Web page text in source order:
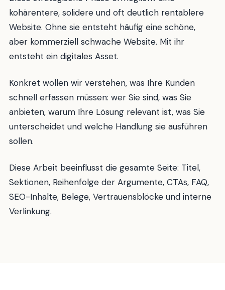
kohärentere, solidere und oft deutlich rentablere
Website. Ohne sie entsteht häufig eine schöne,
aber kommerziell schwache Website. Mit ihr
entsteht ein digitales Asset.
Konkret wollen wir verstehen, was Ihre Kunden
schnell erfassen müssen: wer Sie sind, was Sie
anbieten, warum Ihre Lösung relevant ist, was Sie
unterscheidet und welche Handlung sie ausführen
sollen.
Diese Arbeit beeinflusst die gesamte Seite: Titel,
Sektionen, Reihenfolge der Argumente, CTAs, FAQ,
SEO-Inhalte, Belege, Vertrauensblöcke und interne
Verlinkung.